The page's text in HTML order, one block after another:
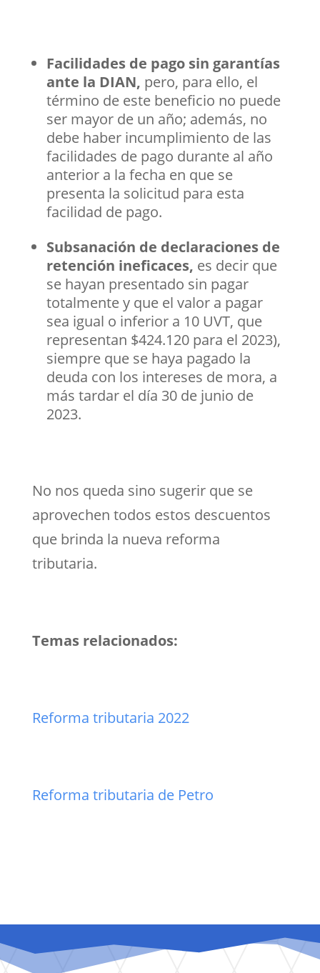
Facilidades de pago sin garantías
ante la DIAN, pero, para ello, el
término de este beneficio no puede
ser mayor de un año; además, no
debe haber incumplimiento de las
facilidades de pago durante al año
anterior a la fecha en que se
presenta la solicitud para esta
facilidad de pago.
Subsanación de declaraciones de
retención ineficaces, es decir que
se hayan presentado sin pagar
totalmente y que el valor a pagar
sea igual o inferior a 10 UVT, que
representan $424.120 para el 2023),
siempre que se haya pagado la
deuda con los intereses de mora, a
más tardar el día 30 de junio de
2023.
No nos queda sino sugerir que se
aprovechen todos estos descuentos
que brinda la nueva reforma
tributaria.
Temas relacionados:
Reforma tributaria 2022
Reforma tributaria de Petro